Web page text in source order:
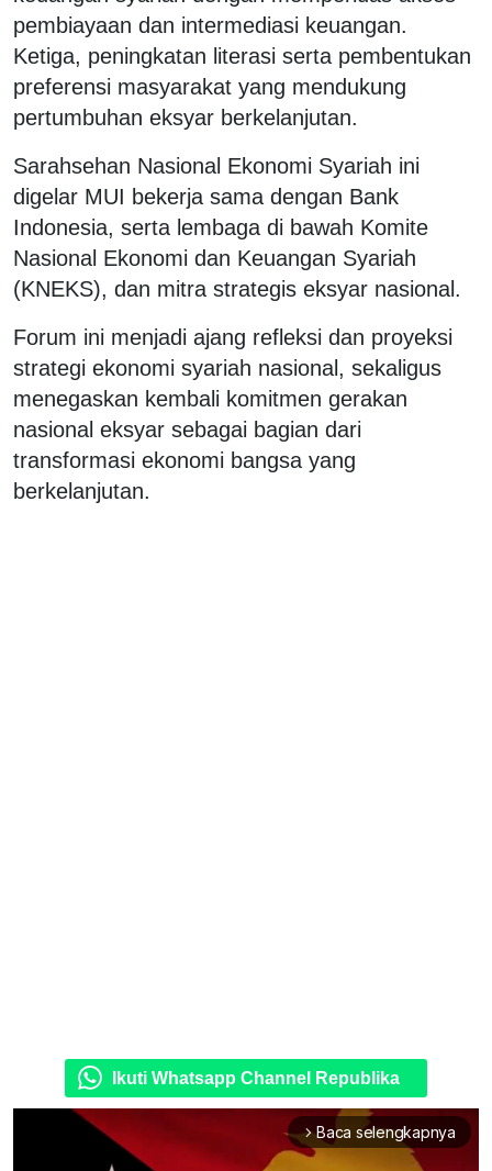
pembiayaan dan intermediasi keuangan.
Ketiga, peningkatan literasi serta pembentukan
preferensi masyarakat yang mendukung
pertumbuhan eksyar berkelanjutan.
Sarahsehan Nasional Ekonomi Syariah ini
digelar MUI bekerja sama dengan Bank
Indonesia, serta lembaga di bawah Komite
Nasional Ekonomi dan Keuangan Syariah
(KNEKS), dan mitra strategis eksyar nasional.
Forum ini menjadi ajang refleksi dan proyeksi
strategi ekonomi syariah nasional, sekaligus
menegaskan kembali komitmen gerakan
nasional eksyar sebagai bagian dari
transformasi ekonomi bangsa yang
berkelanjutan.
Ikuti Whatsapp Channel Republika
arrow_forward_ios Baca selengkapnya